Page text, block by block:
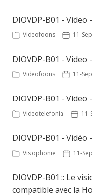
DIOVDP-B01 -
Videofoons 11-
DIOVDP-B01 -
Videofoons 11-
DIOVDP-B01 - Vídeo
Videotelefonía 11-
DIOVDP-B01 -
Visiophonie 11-
DIOVDP-B01 :: Le
compatible avec la